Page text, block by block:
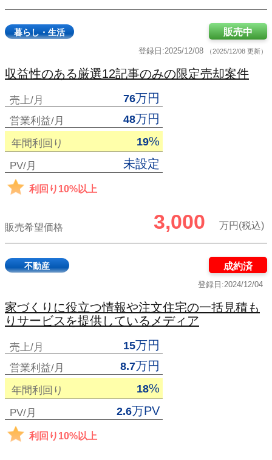
暮らし・生活
登録日:2025/12/08 （2025/12/08 更新）
販売中
収益性のある厳選12記事のみの限定売却案件
売上/月 76万円
営業利益/月 48万円
年間利回り 19%
PV/月 未設定
利回り10%以上
販売希望価格 3,000 万円(税込)
不動産
登録日:2024/12/04
成約済
家づくりに役立つ情報や注文住宅の一括見積も
りサービスを提供しているメディア
売上/月 15万円
営業利益/月 8.7万円
年間利回り 18%
PV/月 2.6万PV
利回り10%以上